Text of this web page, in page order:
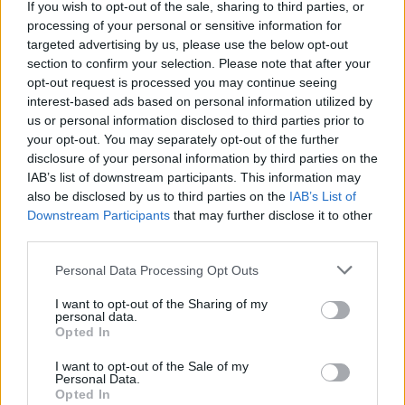
If you wish to opt-out of the sale, sharing to third parties, or
processing of your personal or sensitive information for
targeted advertising by us, please use the below opt-out
section to confirm your selection. Please note that after your
opt-out request is processed you may continue seeing
interest-based ads based on personal information utilized by
us or personal information disclosed to third parties prior to
your opt-out. You may separately opt-out of the further
disclosure of your personal information by third parties on the
IAB’s list of downstream participants. This information may
also be disclosed by us to third parties on the IAB’s List of
Downstream Participants that may further disclose it to other
Please note that this website/app uses one or more Google
not limited to your visit or usage behaviour. You may click to
grant or deny consent to Google and its third-party tags to
use your data for below specified purposes in below Google
consent section.
Personal Data Processing Opt Outs
I want to opt-out of the Sharing of my
personal data.
Opted In
I want to opt-out of the Sale of my
Personal Data.
Opted In
Αν τα χάσατε